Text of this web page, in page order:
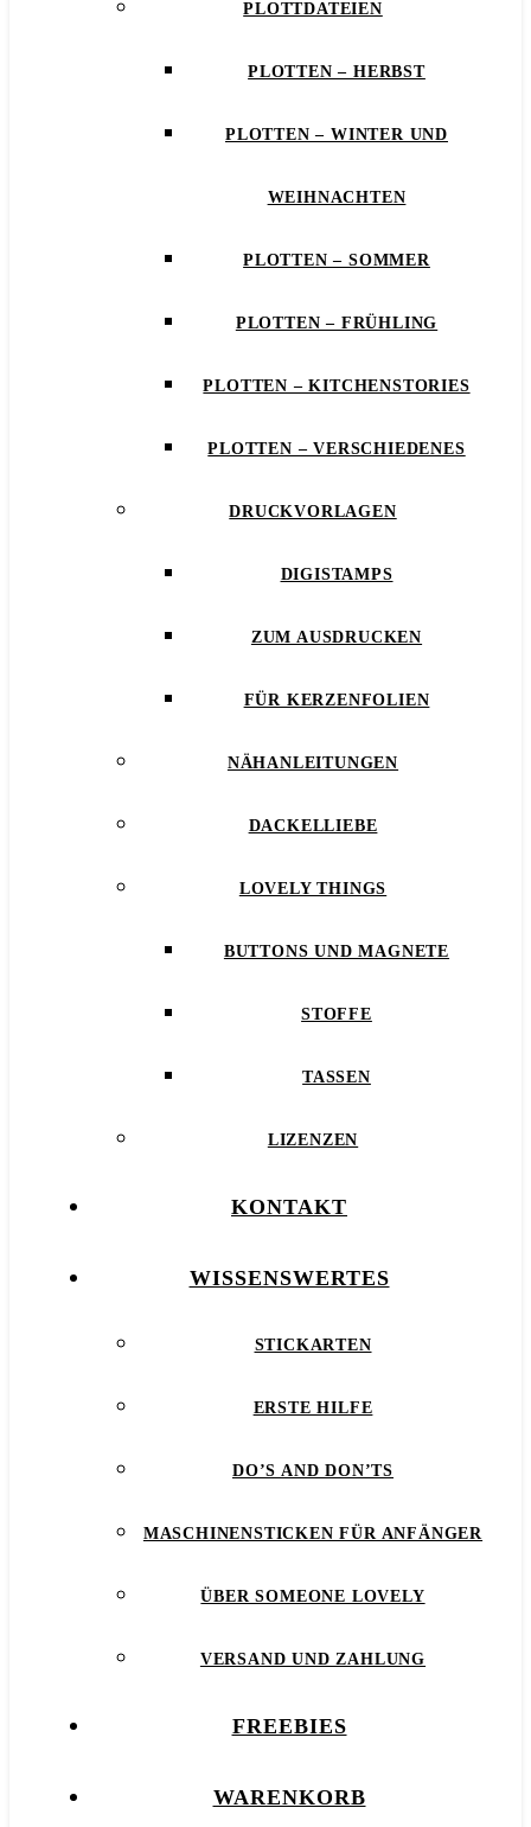
PLOTTDATEIEN
PLOTTEN – HERBST
PLOTTEN – WINTER UND
WEIHNACHTEN
PLOTTEN – SOMMER
PLOTTEN – FRÜHLING
PLOTTEN – KITCHENSTORIES
PLOTTEN – VERSCHIEDENES
DRUCKVORLAGEN
DIGISTAMPS
ZUM AUSDRUCKEN
FÜR KERZENFOLIEN
NÄHANLEITUNGEN
DACKELLIEBE
LOVELY THINGS
BUTTONS UND MAGNETE
STOFFE
TASSEN
LIZENZEN
KONTAKT
WISSENSWERTES
STICKARTEN
ERSTE HILFE
DO’S AND DON’TS
MASCHINENSTICKEN FÜR ANFÄNGER
ÜBER SOMEONE LOVELY
VERSAND UND ZAHLUNG
FREEBIES
WARENKORB